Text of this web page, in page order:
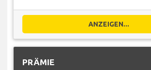
ANZEIGEN...
PRÄMIE